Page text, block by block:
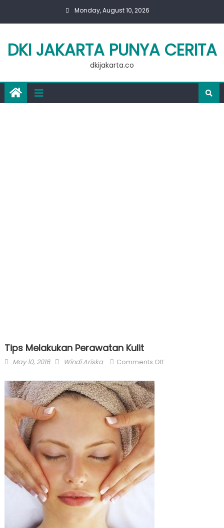
Monday, August 10, 2026
DKI JAKARTA PUNYA CERITA
dkijakarta.co
Tips Melakukan Perawatan Kulit
Posted
May 10, 2016 Author
Windi Ariska Comments Offon